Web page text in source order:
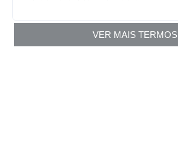
VER MAIS TERMOS